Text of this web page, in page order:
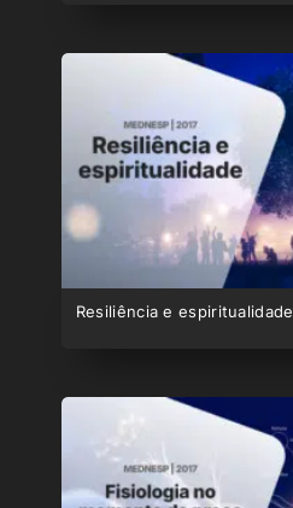
Resiliência e espiritualidade